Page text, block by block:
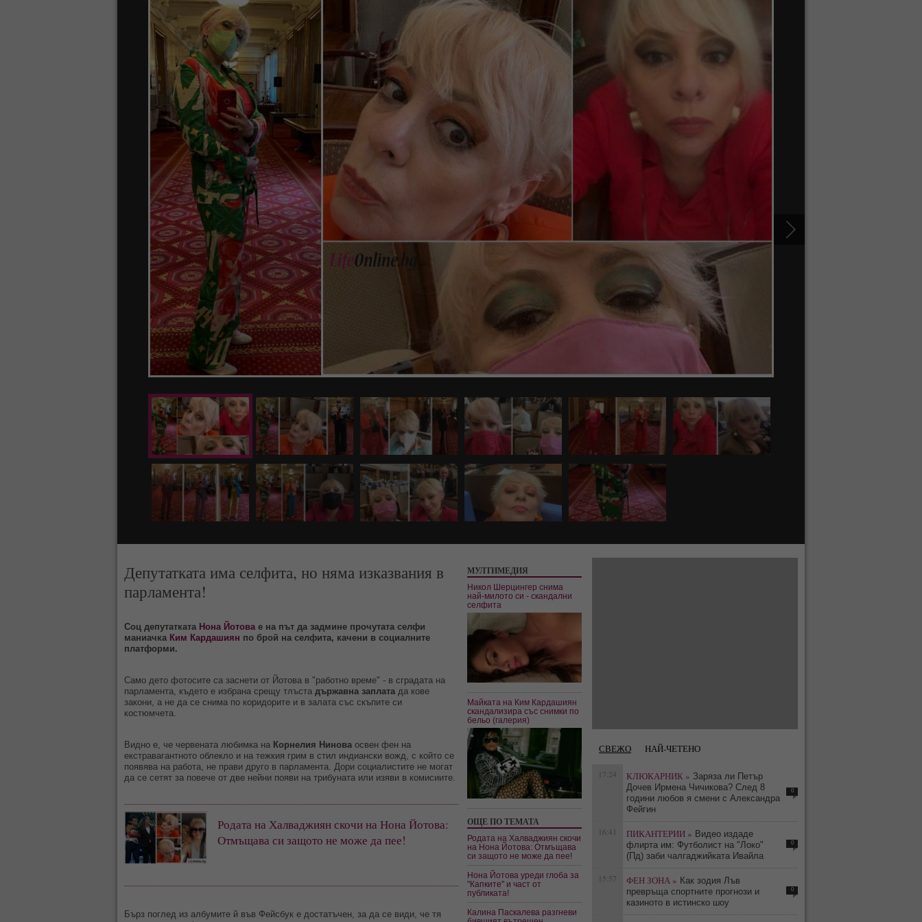
Депутатката има селфита, но няма изказвания в
парламента!
Соц депутатката Нона Йотовае на път да задмине прочутата селфи
маниачка Ким Кардашиян по брой на селфита, качени в социалните
платформи.
Само дето фотосите са заснети от Йотова в "работно време" - в сградата на
парламента, където е избрана срещу тлъста държавна заплата да кове
закони, а не да се снима по коридорите и в залата със скъпите си
костюмчета.
Видно е, че червената любимка на Корнелия Нинова освен фен на
екстравагантното облекло и на тежкия грим в стил индиански вожд, с който се
появява на работа, не прави друго в парламента. Дори социалистите не могат
да се сетят за повече от две нейни появи на трибуната или изяви в комисиите.
Родата на Халваджиян скочи на Нона Йотова:
Отмъщава си защото не може да пее!
Бърз поглед из албумите й във Фейсбук е достатъчен, за да се види, че тя
МУЛТИМЕДИЯ
Никол Шерцингер снима
най-милото си - скандални
селфита
Майката на Ким Кардашиян
скандализира със снимки по
бельо (галерия)
ОЩЕ ПО ТЕМАТА
Родата на Халваджиян скочи
на Нона Йотова: Отмъщава
си защото не може да пее!
Нона Йотова уреди глоба за
"Капките" и част от
публиката!
Калина Паскалева разгневи
СВЕЖО НАЙ-ЧЕТЕНО
17:24 КЛЮКАРНИК » Заряза ли Петър
Дочев Ирмена Чичикова? След 8
години любов я смени с Александра
Фейгин
0
16:41 ПИКАНТЕРИИ » Видео издаде
флирта им: Футболист на "Локо"
(Пд) заби чалгаджийката Ивайла
0
15:57 ФЕН ЗОНА » Как зодия Лъв
превръща спортните прогнози и
казиното в истинско шоу
0